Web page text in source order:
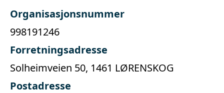
Organisasjonsnummer
998191246
Forretningsadresse
Solheimveien 50, 1461 LØRENSKOG
Postadresse